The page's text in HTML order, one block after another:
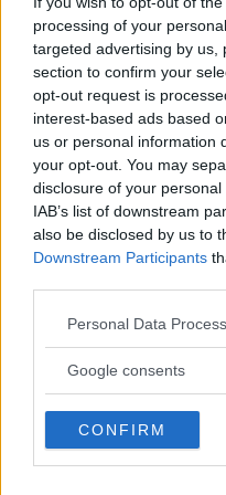
processing of your
targeted advertising by us,
section to confirm your
opt-out request is
interest-based ads based
us or personal information
your opt-out. You may
disclosure of your
IAB’s list of downstream
also be disclosed by us to
Downstream Participants
Please note that this
not limited to your visit or
use your data for below
consent section.
Personal Data
Google consents
CONFIRM
Continua a
Mentre si respira,
parola (tipo un
tranquillizzare,
mente. L’ aria che
calore, in quella che
pensieri negativi.
Un’altra tecnica
poi, prevede di
direttamente
nervoso